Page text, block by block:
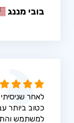
בובי מננג
כטוב ביותר
למשתמש